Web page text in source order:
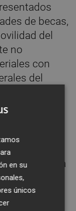
de becas,
del
no
con
del
de 15
tengan
o conducta
hay margen
un
en su
únicos